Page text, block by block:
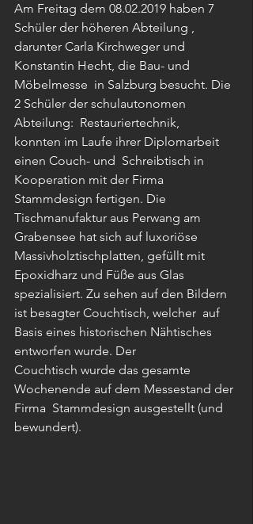
Am Freitag dem 08.02.2019 haben 7
Schüler der höheren Abteilung ,
darunter Carla Kirchweger und
Konstantin Hecht, die Bau- und
Möbelmesse  in Salzburg besucht. Die
2 Schüler der schulautonomen
Abteilung:  Restauriertechnik,
konnten im Laufe ihrer Diplomarbeit
einen Couch- und  Schreibtisch in
Kooperation mit der Firma
Stammdesign fertigen. Die
Tischmanufaktur aus Perwang am
Grabensee hat sich auf luxoriöse
Massivholztischplatten, gefüllt mit
Epoxidharz und Füße aus Glas
spezialisiert. Zu sehen auf den Bildern
ist besagter Couchtisch, welcher  auf
Basis eines historischen Nähtisches
entworfen wurde. Der
Couchtisch wurde das gesamte
Wochenende auf dem Messestand der
Firma  Stammdesign ausgestellt (und
bewundert).